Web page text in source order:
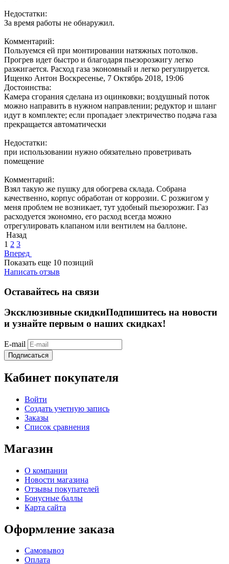
Недостатки:
За время работы не обнаружил.
Комментарий:
Пользуемся ей при монтировании натяжных потолков.
Прогрев идет быстро и благодаря пьезорозжигу легко
разжигается. Расход газа экономный и легко регулируется.
Ищенко Антон Воскресенье, 7 Октябрь 2018, 19:06
Достоинства:
Камера сгорания сделана из оцинковки; воздушный поток
можно направить в нужном направлении; редуктор и шланг
идут в комплекте; если пропадает электричество подача газа
прекращается автоматически
Недостатки:
при использовании нужно обязательно проветривать
помещение
Комментарий:
Взял такую же пушку для обогрева склада. Собрана
качественно, корпус обработан от коррозии. С розжигом у
меня проблем не возникает, тут удобный пьезорозжиг. Газ
расходуется экономно, его расход всегда можно
отрегулировать клапаном или вентилем на баллоне.
Назад
1 2 3
Вперед
Показать еще 10 позиций
Написать отзыв
Оставайтесь на связи
Эксклюзивные скидкиПодпишитесь на новости
и узнайте первым о наших скидках!
E-mail
Подписаться
Кабинет покупателя
Войти
Создать учетную запись
Заказы
Список сравнения
Магазин
О компании
Новости магазина
Отзывы покупателей
Бонусные баллы
Карта сайта
Оформление заказа
Самовывоз
Оплата